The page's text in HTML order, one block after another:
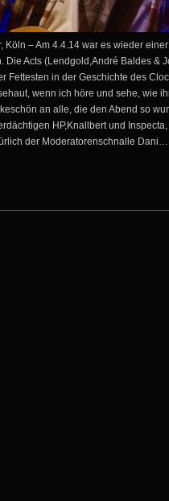
Köln – Am 4.4.14 war es wieder
Die Acts (Lendgold,André Baldes &
Fettesten in der Geschichte des
wenn ich höre und sehe, wie
an alle, die den Abend so
HP,Knallbert und
der Moderatorenschnalle